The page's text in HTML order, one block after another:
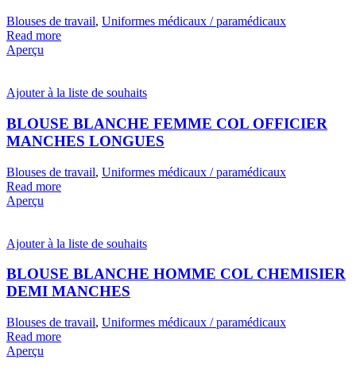
Blouses de travail, Uniformes médicaux / paramédicaux
Read more
Aperçu
Ajouter à la liste de souhaits
BLOUSE BLANCHE FEMME COL OFFICIER
MANCHES LONGUES
Blouses de travail, Uniformes médicaux / paramédicaux
Read more
Aperçu
Ajouter à la liste de souhaits
BLOUSE BLANCHE HOMME COL CHEMISIER
DEMI MANCHES
Blouses de travail, Uniformes médicaux / paramédicaux
Read more
Aperçu